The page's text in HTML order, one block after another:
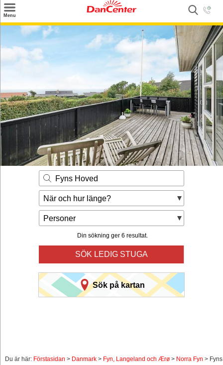
Menu
Tilbud
Info
Service
Kontakt
Husägare
Fyns Hoved
När och hur länge?
Personer
Din sökning ger 6 resultat.
SÖK LEDIG STUGA
Sök på kartan
Du är här: Förstasidan > Danmark > Fyn, Langeland och Ærø > Norra Fyn > Fyns